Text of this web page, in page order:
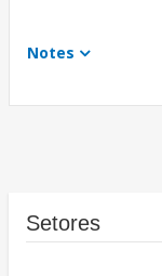
Notes
Setores